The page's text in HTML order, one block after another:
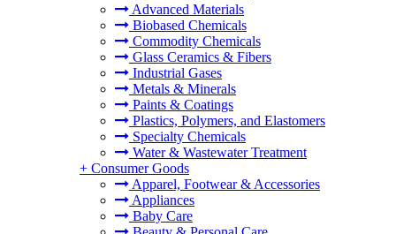
Advanced Materials
Biobased Chemicals
Commodity Chemicals
Glass Ceramics & Fibers
Industrial Gases
Metals & Minerals
Paints & Coatings
Plastics, Polymers, and Elastomers
Specialty Chemicals
Water & Wastewater Treatment
+ Consumer Goods
Apparel, Footwear & Accessories
Appliances
Baby Care